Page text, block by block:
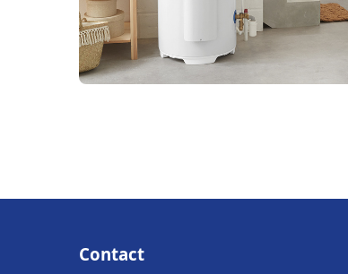
Contact